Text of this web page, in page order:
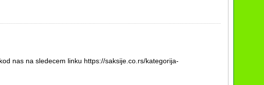
nas na sledecem linku https://saksije.co.rs/kategorija-